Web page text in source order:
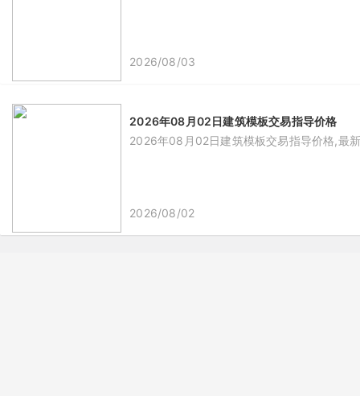
2026/08/03
2026年08月02日建筑模板交易指导价格
2026年08月02日建筑模板交易指导价格,最
2026/08/02